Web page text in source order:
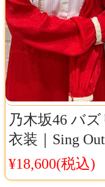
乃木坂46 バ
衣装｜Sing
齋藤飛鳥・秋
制服コスチュ
¥18,600(税込)